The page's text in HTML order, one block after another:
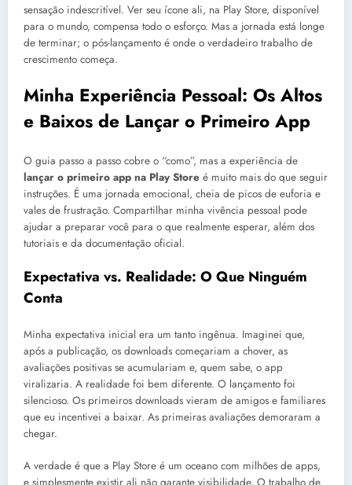
sensação indescritível. Ver seu ícone ali, na Play Store, disponível
para o mundo, compensa todo o esforço. Mas a jornada está longe
de terminar; o pós-lançamento é onde o verdadeiro trabalho de
crescimento começa.
Minha Experiência Pessoal: Os Altos
e Baixos de Lançar o Primeiro App
O guia passo a passo cobre o “como”, mas a experiência de
lançar o primeiro app na Play Store é muito mais do que seguir
instruções. É uma jornada emocional, cheia de picos de euforia e
vales de frustração. Compartilhar minha vivência pessoal pode
ajudar a preparar você para o que realmente esperar, além dos
tutoriais e da documentação oficial.
Expectativa vs. Realidade: O Que Ninguém
Conta
Minha expectativa inicial era um tanto ingênua. Imaginei que,
após a publicação, os downloads começariam a chover, as
avaliações positivas se acumulariam e, quem sabe, o app
viralizaria. A realidade foi bem diferente. O lançamento foi
silencioso. Os primeiros downloads vieram de amigos e familiares
que eu incentivei a baixar. As primeiras avaliações demoraram a
chegar.
A verdade é que a Play Store é um oceano com milhões de apps,
e simplesmente existir ali não garante visibilidade. O trabalho de